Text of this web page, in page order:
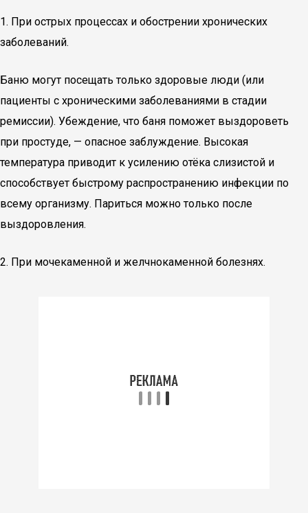
1. При острых процессах и обострении хронических
заболеваний.
Баню могут посещать только здоровые люди (или
пациенты с хроническими заболеваниями в стадии
ремиссии). Убеждение, что баня поможет выздороветь
при простуде, — опасное заблуждение. Высокая
температура приводит к усилению отёка слизистой и
способствует быстрому распространению инфекции по
всему организму. Париться можно только после
выздоровления.
2. При мочекаменной и желчнокаменной болезнях.